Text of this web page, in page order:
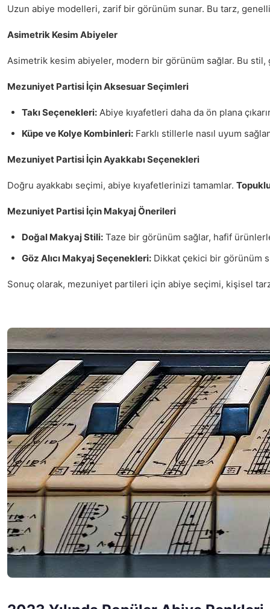
Uzun abiye modelleri, zarif bir görünüm sunar. Bu tarz,
Asimetrik Kesim Abiyeler
Asimetrik kesim abiyeler, modern bir görünüm sağlar. Bu
Mezuniyet Partisi İçin Aksesuar Seçimleri
Takı Seçenekleri: Abiye kıyafetleri daha da ön plana
Küpe ve Kolye Kombinleri: Farklı stillerle nasıl uyum
Mezuniyet Partisi İçin Ayakkabı Seçenekleri
Doğru ayakkabı seçimi, abiye kıyafetlerinizi tamamlar.
Mezuniyet Partisi İçin Makyaj Önerileri
Doğal Makyaj Stili: Taze bir görünüm sağlar, hafif
Göz Alıcı Makyaj Seçenekleri: Dikkat çekici bir görünüm
Sonuç olarak, mezuniyet partileri için abiye seçimi, kişisel